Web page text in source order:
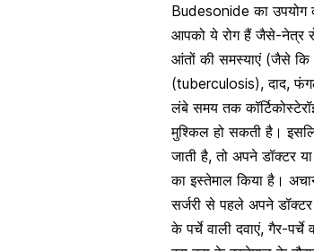
Budesonide का उपयोग
आपको ये रोग हैं जैसे-नेत्र
आंतों की समस्याएं (जैसे कि
(tuberculosis), दाद,
लंबे समय तक
मुश्किल हो सकती है।
जाती है, तो अपने डॉक्टर
का इस्तेमाल किया है।
सर्जरी से पहले अपने
के पर्चे वाली दवाएं, गैर-